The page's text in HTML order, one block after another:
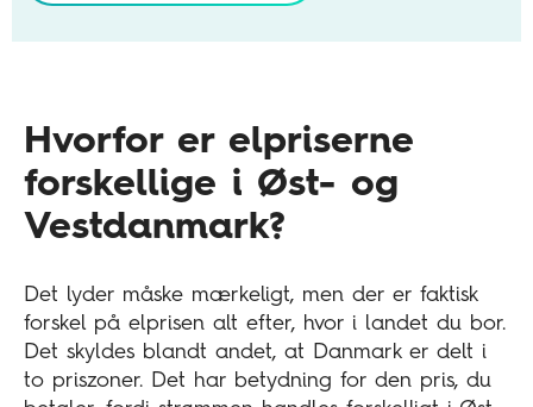
Hvorfor er elpriserne
forskellige i Øst- og
Vestdanmark?
Det lyder måske mærkeligt, men der er faktisk
forskel på elprisen alt efter, hvor i landet du bor.
Det skyldes blandt andet, at Danmark er delt i
to priszoner. Det har betydning for den pris, du